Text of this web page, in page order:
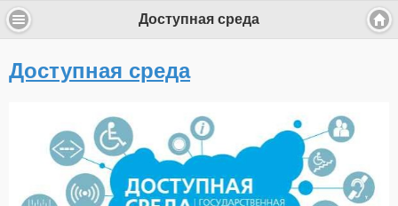
Доступная среда
Доступная среда